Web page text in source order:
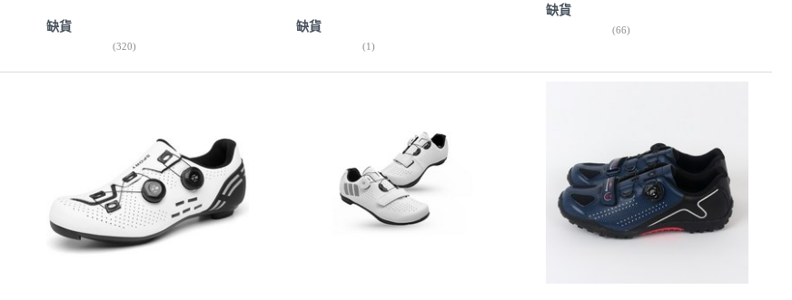
缺貨
(320)
缺貨
(1)
缺貨
(66)